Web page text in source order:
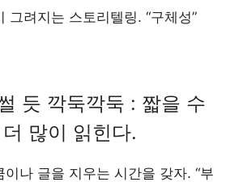
그려지는 스토리텔링. “구체성”
듯 깍둑깍둑 : 짧을 수
많이 읽힌다.
이나 글을 지우는 시간을 갖자. “부